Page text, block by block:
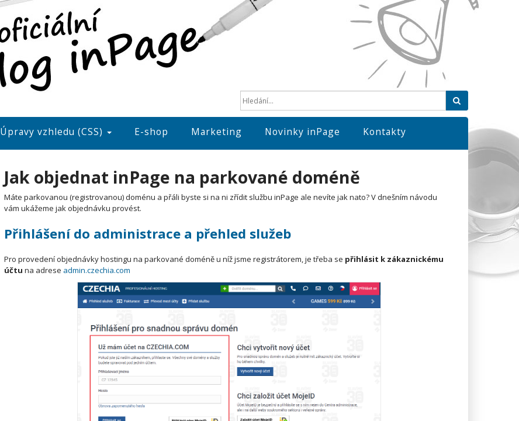
Úpravy vzhledu (CSS) E-shop Marketing Novinky inPage Kontakty
Jak objednat inPage na parkované doméně
Máte parkovanou (registrovanou) doménu a přáli byste si na ni zřídit službu inPage ale nevíte jak nato? V dnešním návodu
vám ukážeme jak objednávku provést.
Přihlášení do administrace a přehled služeb
Pro provedení objednávky hostingu na parkované doméně u níž jsme registrátorem, je třeba se přihlásit k zákaznickému
účtu na adrese admin.czechia.com